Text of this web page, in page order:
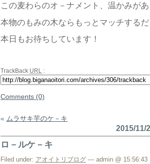
この麦わらのオ－ナメント、温かみが
本物のもみの木ならもっとマッチする
本日もお待ちしています！
TrackBack URL :
Comments (0)
« ムラサキ芋のケ－キ
2015/11/
ロ－ルケ－キ
Filed under: アオイトリブログ — admin @ 15:56:43